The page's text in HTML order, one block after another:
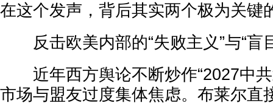
在这个发声，背后其实两个极为关键
反击欧美内部的“失败主义”与“盲
近年西方舆论不断炒作“2027中共
市场与盟友过度集体焦虑。布莱尔直